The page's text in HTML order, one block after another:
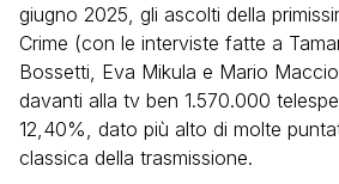
giugno 2025, gli ascolti della
Crime (con le interviste fatte a
Bossetti, Eva Mikula e Mario
davanti alla tv ben 1.570.000
12,40%, dato più alto di molte
classica della trasmissione.